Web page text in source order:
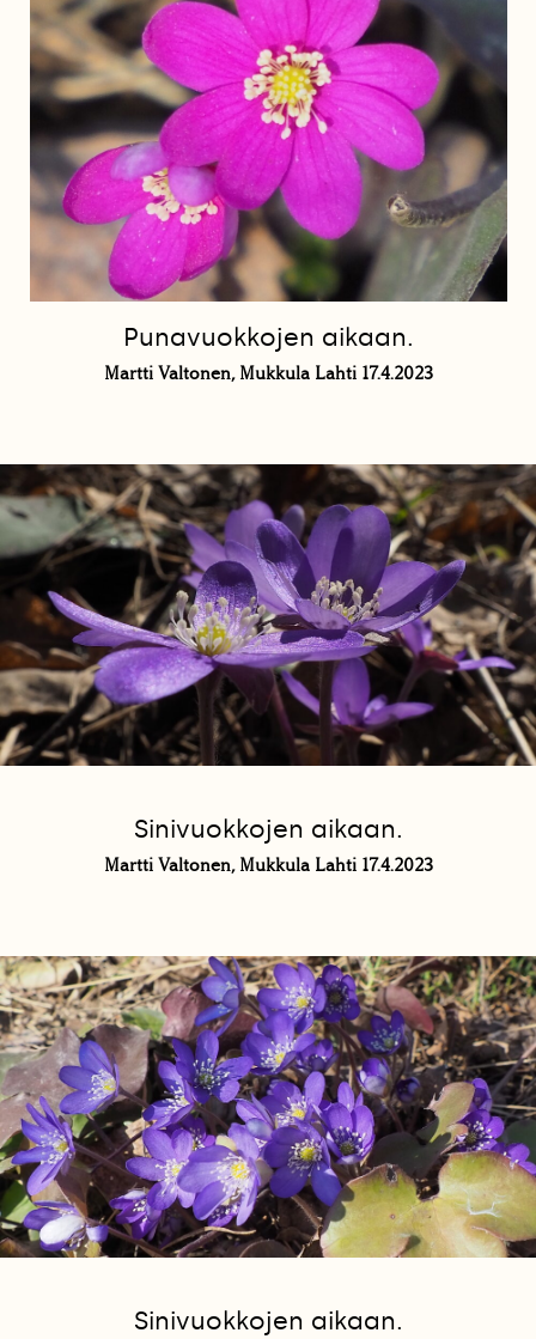
Punavuokkojen aikaan.
Martti Valtonen, Mukkula Lahti 17.4.2023
Sinivuokkojen aikaan.
Martti Valtonen, Mukkula Lahti 17.4.2023
Sinivuokkojen aikaan.